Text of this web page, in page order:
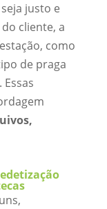
justo e
cliente, a
como
de praga